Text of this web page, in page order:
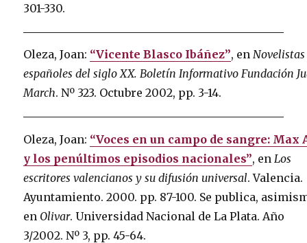
301-330.
Oleza, Joan: “Vicente Blasco Ibáñez”, enNovelistas
españoles del siglo XX. Boletín Informativo Fundación
March. Nº 323. Octubre 2002, pp. 3-14.
Oleza, Joan: “Voces en un campo de sangre: Max
y los penúltimos episodios nacionales”, en Los
escritores valencianos y su difusión universal. Valencia.
Ayuntamiento. 2000. pp. 87-100. Se publica,
en Olivar. Universidad Nacional de La Plata. Año
3/2002. Nº 3, pp. 45-64.